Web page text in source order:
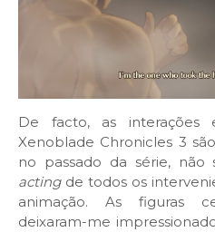
De facto, as interações
Xenoblade Chronicles 3
no passado da série,
actingde todos os
animação. As figuras
deixaram-me